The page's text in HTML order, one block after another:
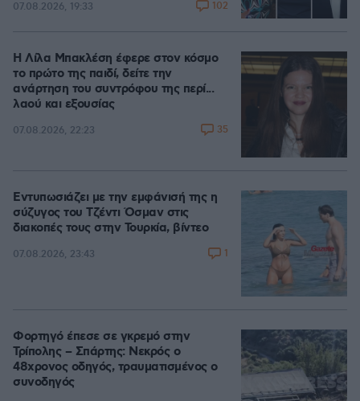
07.08.2026, 19:33 102
Η Λίλα Μπακλέση έφερε στον κόσμο
το πρώτο της παιδί, δείτε την
ανάρτηση του συντρόφου της περί...
λαού και εξουσίας
07.08.2026, 22:23 35
Εντυπωσιάζει με την εμφάνισή της η
σύζυγος του Τζέντι Όσμαν στις
διακοπές τους στην Τουρκία, βίντεο
07.08.2026, 23:43 1
Φορτηγό έπεσε σε γκρεμό στην
Τρίπολης – Σπάρτης: Νεκρός ο
48χρονος οδηγός, τραυματισμένος ο
συνοδηγός